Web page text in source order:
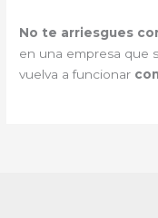
No te arriesgues
en una empresa que
vuelva a funcionar